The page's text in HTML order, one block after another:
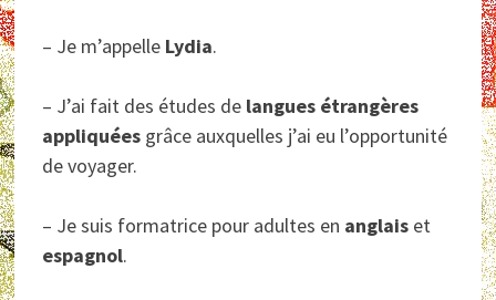
– Je m’appelle Lydia.
– J’ai fait des études de langues étrangères
appliquées grâce auxquelles j’ai eu l’opportunité
de voyager.
– Je suis formatrice pour adultes en anglais et
espagnol.